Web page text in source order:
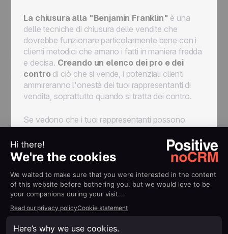
La chiusura alla "Benjamin Franklin" è una
delle tecniche di chiusura delle vendite che
dovrebbe funzionare particolarmente bene con i
clienti metodici che amano i fatti in maniera fredda
e decisa. Creando un elenco dei pro e dei
controdi ciò che si vende, i potenziali clienti
ammireranno l'onestà dei tuoi rappresentanti di
vendita, soprattutto quando si tratta dei contro.
Se vedono che i tuoi rappresentanti possono
saranno più propensi a fidarsi dei loro consigli.
Assicurati che la sezione dei "pro" sia più lunga di
quella dei "contro".
#5 La domanda di chiusura
La domanda di chiusuraè una delle tecniche di
chiusura delle vendite che funziona meglio in